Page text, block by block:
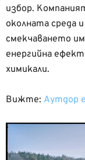
избор.
околната среда
смекчаването
енергийна
химикали.
Вижте: Аутдор